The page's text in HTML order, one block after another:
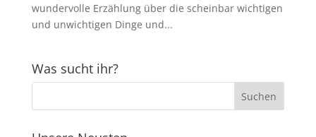
wundervolle Erzählung über die scheinbar wichtigen
und unwichtigen Dinge und...
Was sucht ihr?